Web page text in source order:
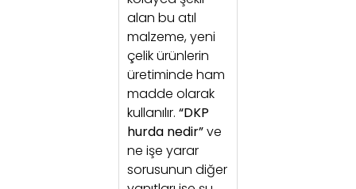
alan bu atıl
malzeme, yeni
çelik ürünlerin
üretiminde ham
madde olarak
kullanılır. “DKP
hurda nedir”ve
ne işe yarar
sorusunun diğer